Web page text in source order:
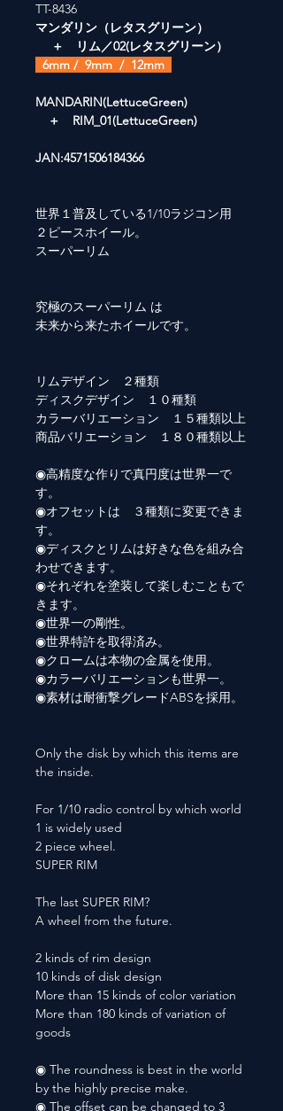
TT-8436
マンダリン（レタスグリーン）
＋ リム／02(レタスグリーン）
6mm / 9mm / 12mm
MANDARIN(LettuceGreen)
＋ RIM_01(LettuceGreen)
JAN:4571506184366
世界１普及している1/10ラジコン用
２ピースホイール。
スーパーリム
究極のスーパーリム は
未来から来たホイールです。
リムデザイン ２種類
ディスクデザイン １０種類
カラーバリエーション １５種類以上
商品バリエーション １８０種類以上
◉高精度な作りで真円度は世界一で
す。
◉オフセットは ３種類に変更できま
す。
◉ディスクとリムは好きな色を組み合
わせできます。
◉それぞれを塗装して楽しむこともで
きます。
◉世界一の剛性。
◉世界特許を取得済み。
◉クロームは本物の金属を使用。
◉カラーバリエーションも世界一。
◉素材は耐衝撃グレードABSを採用。
Only the disk by which this items are
the inside.
For 1/10 radio control by which world
1 is widely used
2 piece wheel.
SUPER RIM
The last SUPER RIM?
A wheel from the future.
2 kinds of rim design
10 kinds of disk design
More than 15 kinds of color variation
More than 180 kinds of variation of
goods
◉ The roundness is best in the world
by the highly precise make.
◉ The offset can be changed to 3